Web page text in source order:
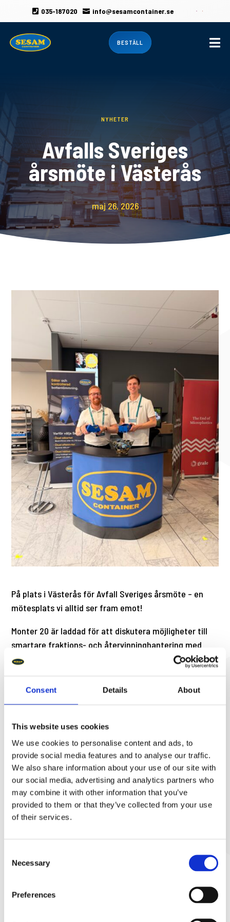
Consent Details About
This website uses cookies
We use cookies to personalise content and ads, to
provide social media features and to analyse our traffic.
We also share information about your use of our site with
our social media, advertising and analytics partners who
may combine it with other information that you’ve
provided to them or that they’ve collected from your use
of their services.
Selection
Necessary
Preferences
 035-187020  info@sesamcontainer.se
BESTÄLL 
NYHETER
Avfalls Sveriges
årsmöte i Västerås
maj 26, 2026
På plats i Västerås för Avfall Sveriges årsmöte – en
mötesplats vi alltid ser fram emot!
Monter 20 är laddad för att diskutera möjligheter till
smartare fraktions- och återvinninghantering med
Sesam.
←Föregående nyhet
Senaste nyheter
Vad kostar en tippcontainer? Se hela
jul 22, 2026
En jämförelse mellan bottentömmande
tippcontainer med vippfunktion